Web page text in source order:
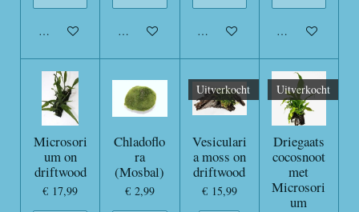
In winkelwagen In winkelwagen In winkelwagen In winkelwagen
Microsori
um on
driftwood
€ 17,99
Chladoflo
ra
(Mosbal)
€ 2,99
Uitverkocht
Vesiculari
a moss on
driftwood
€ 15,99
Uitverkocht
Driegaats
cocosnoot
met
Microsori
um